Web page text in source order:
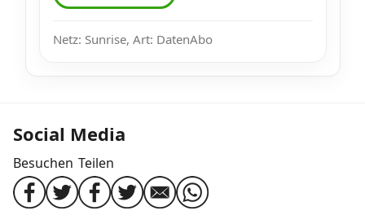
Netz: Sunrise, Art: DatenAbo
Social Media
Besuchen Teilen